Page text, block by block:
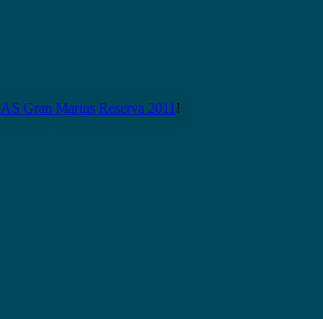
Gran Marius Reserva 2011 !